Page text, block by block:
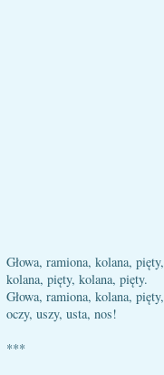
Głowa, ramiona, kolana, pięty,
kolana, pięty, kolana, pięty.
Głowa, ramiona, kolana, pięty,
oczy, uszy, usta, nos!
***